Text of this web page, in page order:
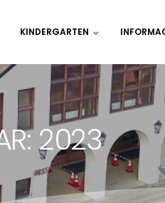
KINDERGARTEN
2023